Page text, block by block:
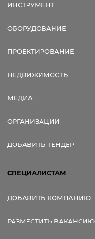
ИНСТРУМЕНТ
ОБОРУДОВАНИЕ
ПРОЕКТИРОВАНИЕ
НЕДВИЖИМОСТЬ
МЕДИА
ОРГАНИЗАЦИИ
ДОБАВИТЬ ТЕНДЕР
СПЕЦИАЛИСТАМ
ДОБАВИТЬ КОМПАНИЮ
РАЗМЕСТИТЬ ВАКАНСИЮ